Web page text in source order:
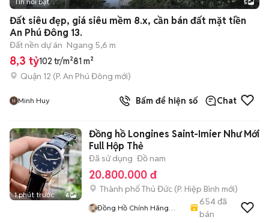
5
Đất siêu đẹp, giá siêu mềm 8.x, cần bán đất mặt tiền
An Phú Đông 13.
Đất nền dự án Ngang 5,6 m
8,3 tỷ102 tr/m²81 m²
Quận 12 (P. An Phú Đông mới)
Minh Huy Bấm để hiện số Chat
1 phút trước 6
Đồng hồ Longines Saint-Imier Như Mới
Full Hộp Thẻ
Đã sử dụng Đồ nam
20.800.000 đ
Thành phố Thủ Đức (P. Hiệp Bình mới)
Đồng Hồ Chính Hãng
654đã
bán